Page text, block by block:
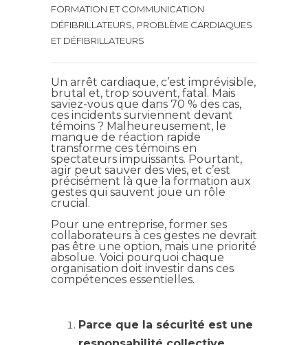
FORMATION ET COMMUNICATION
DÉFIBRILLATEURS, PROBLÈME CARDIAQUES
ET DÉFIBRILLATEURS
Un arrêt cardiaque, c’est imprévisible,
brutal et, trop souvent, fatal. Mais
saviez-vous que dans 70 % des cas,
ces incidents surviennent devant
témoins ? Malheureusement, le
manque de réaction rapide
transforme ces témoins en
spectateurs impuissants. Pourtant,
agir peut sauver des vies, et c’est
précisément là que la formation aux
gestes qui sauvent joue un rôle
crucial.
Pour une entreprise, former ses
collaborateurs à ces gestes ne devrait
pas être une option, mais une priorité
absolue. Voici pourquoi chaque
organisation doit investir dans ces
compétences essentielles.
Parce que la sécurité est une